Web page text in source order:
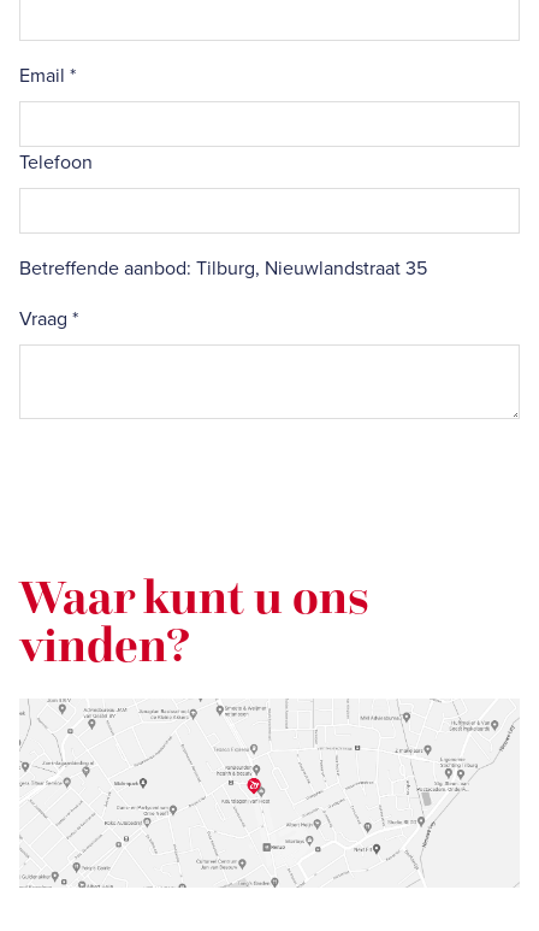
Email *
Telefoon
Betreffende aanbod: Tilburg, Nieuwlandstraat 35
Vraag *
Waar kunt u ons
vinden?